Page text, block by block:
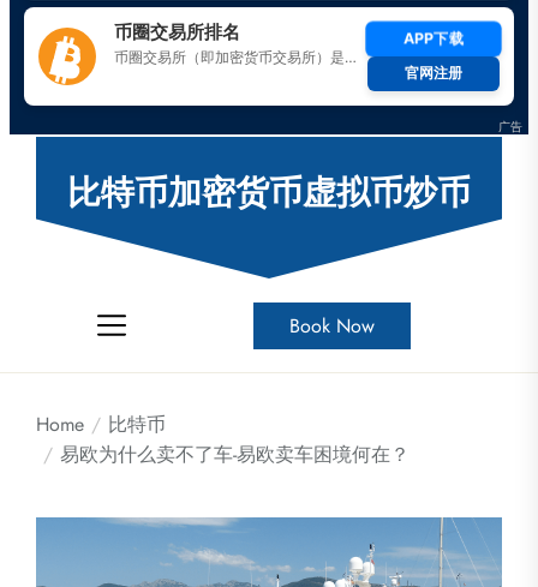
比特币加密货币虚拟币炒币
Book Now
Home
比特币
易欧为什么卖不了车-易欧卖车困境何在？